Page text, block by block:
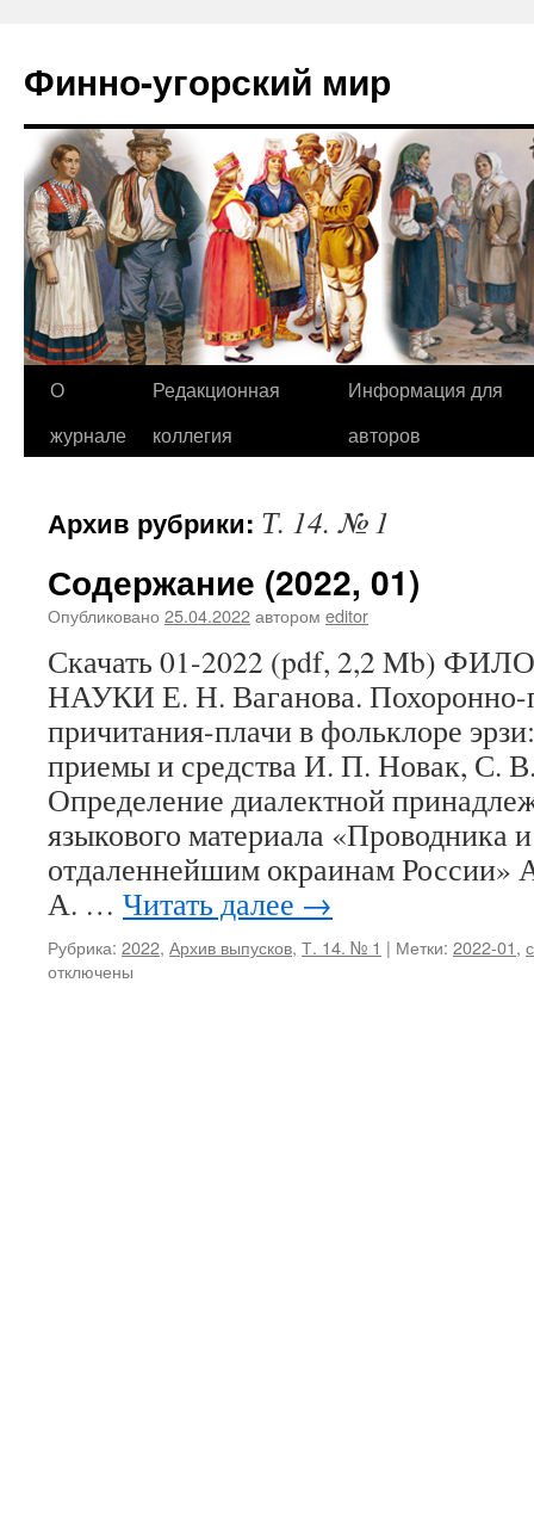
Финно-угорский мир
Перейти
О
журнале
Редакционная
коллегия
Информация для
авторов
Архив рубрики: Т. 14. № 1
Содержание (2022, 01)
Опубликовано 25.04.2022автором editor
Скачать 01-2022 (pdf, 2,2 Mb)
НАУКИ Е. Н. Ваганова. Похоронно-
причитания-плачи в фольклоре
приемы и средства И. П. Новак, С.
Определение диалектной
языкового материала «Проводника
отдаленнейшим окраинам России»
А. … Читать далее →
Рубрика: 2022, Архив выпусков, Т. 14. № 1 | Метки: 2022-01,
отключены